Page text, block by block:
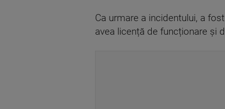
Ca urmare a incidentului, a
avea licență de funcționare și